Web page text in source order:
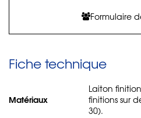
Formulaire
Fiche technique
Matériaux
Laiton
finitions sur
30).